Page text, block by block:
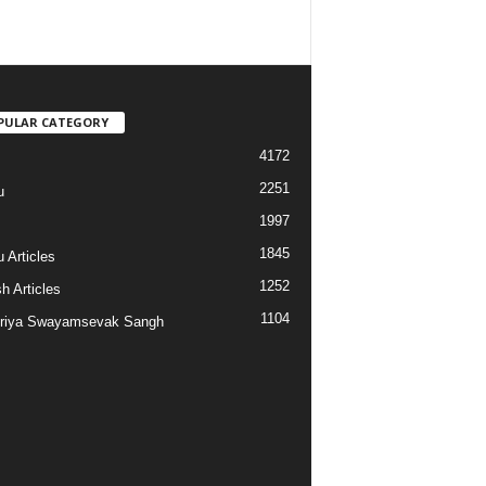
CATEGORY
4172
2251
1997
Articles 1845
Articles 1252
Swayamsevak Sangh 1104